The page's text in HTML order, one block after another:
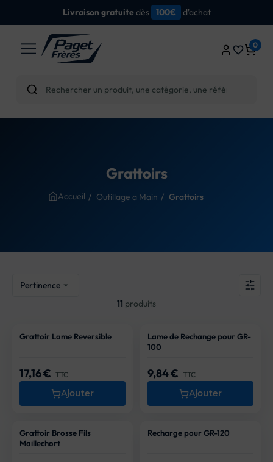
Livraison gratuitedès 100€ d'achat
0
favorite_border
Grattoirs
Accueil Outillage a Main Grattoirs
11 produits
Pertinence 
Grattoir Lame Reversible
Prix
17,16 € TTC
Ajouter
Lame de Rechange pour GR-
100
Prix
9,84 € TTC
Ajouter
Grattoir Brosse Fils
Maillechort
Recharge pour GR-120